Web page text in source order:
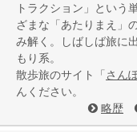
トラクション」という
ざまな「あたりまえ」
み解く。しばしば旅に
もり系。
散歩旅のサイト「さん
んください。
略歴